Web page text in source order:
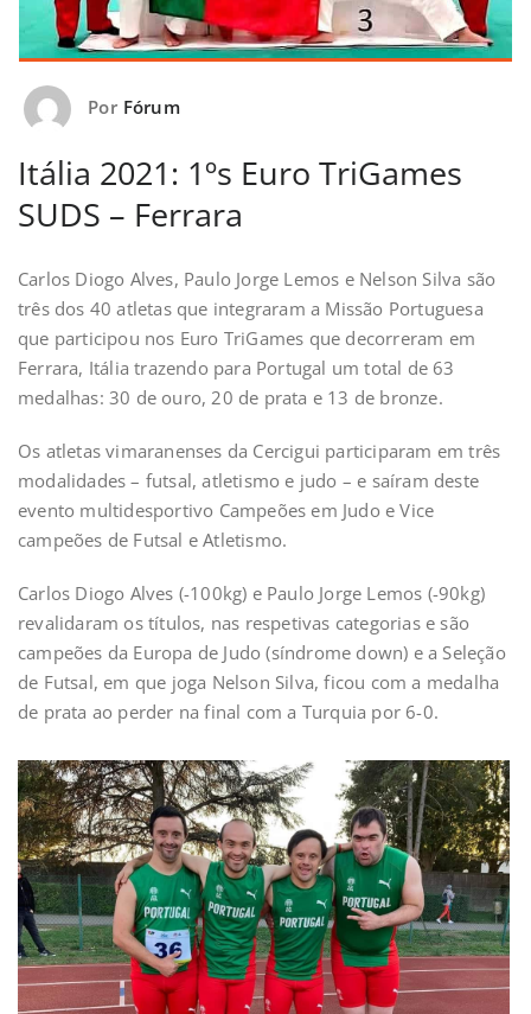
Por Fórum
Itália 2021: 1ºs Euro TriGames
SUDS – Ferrara
Carlos Diogo Alves, Paulo Jorge Lemos e Nelson Silva são
três dos 40 atletas que integraram a Missão Portuguesa
que participou nos Euro TriGames que decorreram em
Ferrara, Itália trazendo para Portugal um total de 63
medalhas: 30 de ouro, 20 de prata e 13 de bronze.
Os atletas vimaranenses da Cercigui participaram em três
modalidades – futsal, atletismo e judo – e saíram deste
evento multidesportivo Campeões em Judo e Vice
campeões de Futsal e Atletismo.
Carlos Diogo Alves (-100kg) e Paulo Jorge Lemos (-90kg)
revalidaram os títulos, nas respetivas categorias e são
campeões da Europa de Judo (síndrome down) e a Seleção
de Futsal, em que joga Nelson Silva, ficou com a medalha
de prata ao perder na final com a Turquia por 6-0.